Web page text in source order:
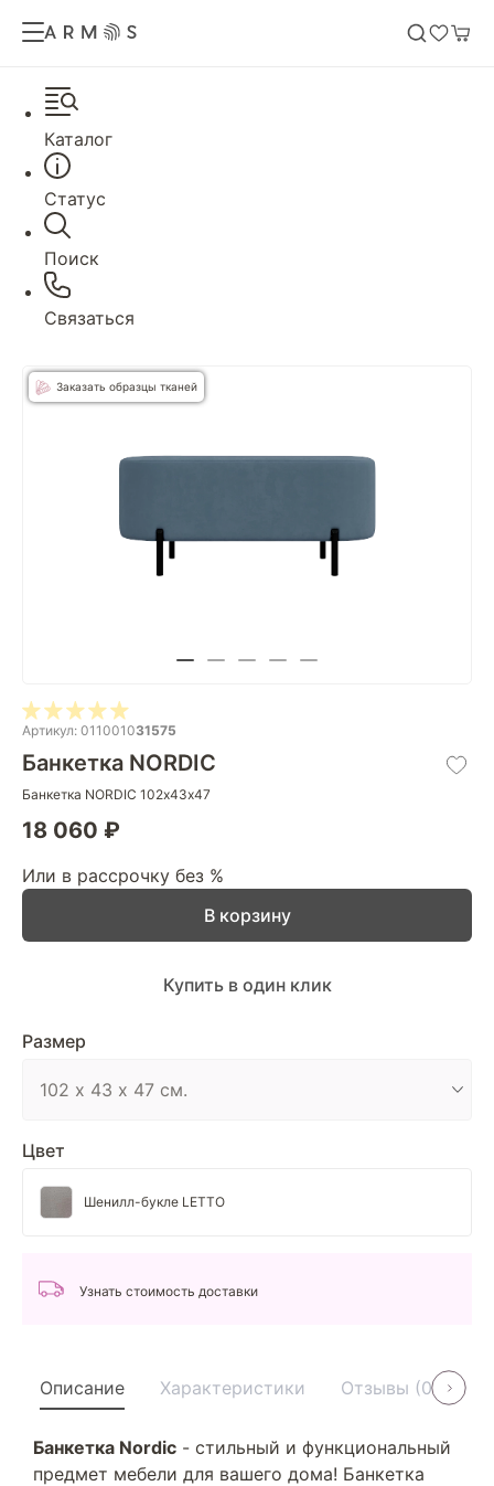
Каталог
Статус
Поиск
Связаться
Заказать образцы тканей
Артикул: 011001031575
Банкетка NORDIC
Банкетка NORDIC 102х43х47
18 060 ₽
Или в рассрочку без %
Размер
Цвет
Шенилл-букле LETTO
В корзину
Купить в один клик
Узнать стоимость доставки
Описание Характеристики Отзывы (0)
Банкетка Nordic - стильный и функциональный
предмет мебели для вашего дома! Банкетка